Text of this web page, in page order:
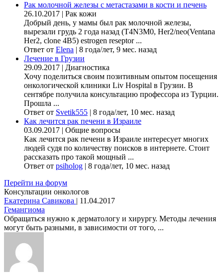
Рак молочной железы с метастазами в кости и печень
26.10.2017 | Рак кожи
Добрый день, у мамы был рак молочной железы,
вырезали грудь 2 года назад (Т4N3M0, Her2/neo(Ventana
Her2, clone 4B5) estrogen reseptor ...
Ответ от Elena | 8 года/лет, 9 мес. назад
Лечение в Грузии
29.09.2017 | Диагностика
Хочу поделиться своим позитивным опытом посещения
онкологической клиники Liv Hospital в Грузии. В
сентябре получила консультацию профессора из Турции.
Прошла ...
Ответ от Svetik555 | 8 года/лет, 10 мес. назад
Как лечится рак печени в Израиле
03.09.2017 | Общие вопросы
Как лечится рак печени в Израиле интересует многих
людей судя по количеству поисков в интернете. Стоит
рассказать про такой мощный ...
Ответ от psiholog | 8 года/лет, 10 мес. назад
Перейти на форум
Консультации онкологов
Екатерина Савикова | 11.04.2017
Гемангиома
Обращаться нужно к дерматологу и хирургу. Методы лечения
могут быть разными, в зависимости от того, ...